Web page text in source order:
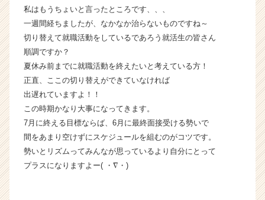
ス
カ
ウ
が
届
活
サ
イ
ト
チ
私はもうちょいと言ったところです、、、
一週間経ちましたが、なかなか治らないものですね～
切り替えて就職活動をしているであろう就活生の皆さん
順調ですか？
夏休み前までに就職活動を終えたいと考えている方！
正直、ここの切り替えができていなければ
出遅れていますよ！！
この時期かなり大事になってきます。
7月に終える目標ならば、6月に最終面接受ける勢いで
間をあまり空けずにスケジュールを組むのがコツです。
勢いとリズムってみんなが思っているより自分にとって
プラスになりますよー( ・∇・)